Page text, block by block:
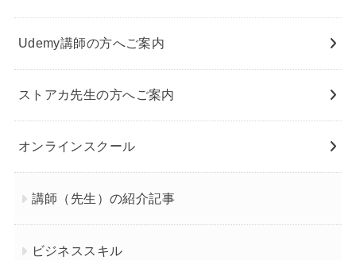
Udemy講師の方へご案内
ストアカ先生の方へご案内
オンラインスクール
講師（先生）の紹介記事
ビジネススキル